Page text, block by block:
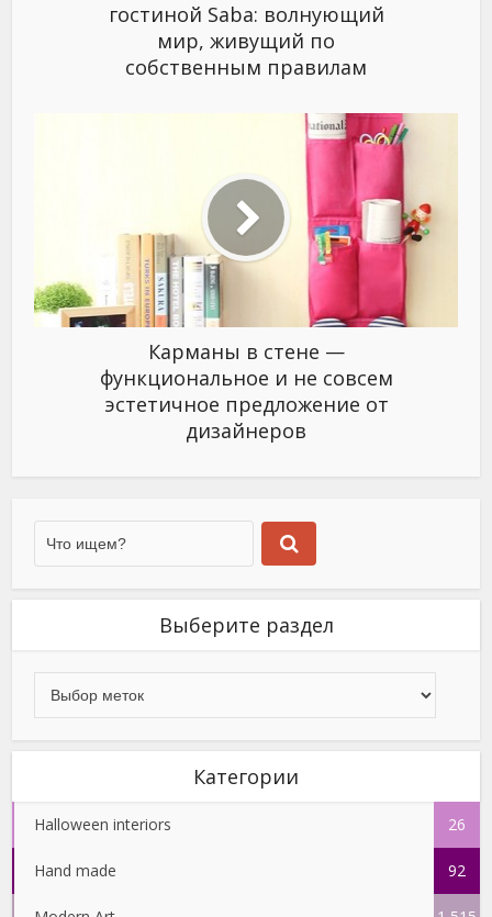
гостиной Saba: волнующий
мир, живущий по
собственным правилам
Карманы в стене —
функциональное и не совсем
эстетичное предложение от
дизайнеров
Выберите раздел
Категории
Halloween interiors 26
Hand made 92